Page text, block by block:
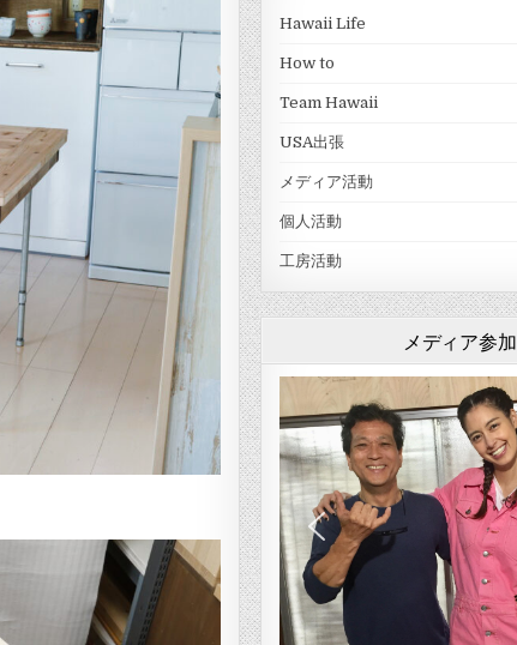
Hawaii Life
How to
Team Hawaii
USA出張
メディア活動
個人活動
工房活動
メディア参加